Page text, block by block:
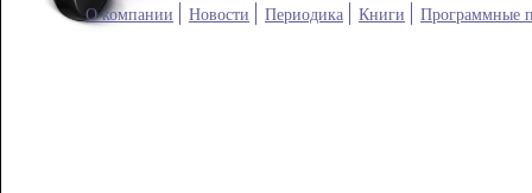
О компании Новости Периодика Книги Программные